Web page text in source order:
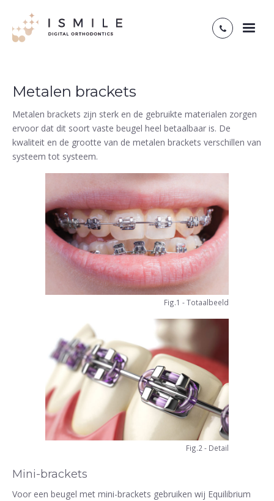
Metalen brackets
Metalen brackets zijn sterk en de gebruikte materialen zorgen
ervoor dat dit soort vaste beugel heel betaalbaar is. De
kwaliteit en de grootte van de metalen brackets verschillen van
systeem tot systeem.
Fig.1 - Totaalbeeld
Fig.2 - Detail
Mini-brackets
Voor een beugel met mini-brackets gebruiken wij Equilibrium